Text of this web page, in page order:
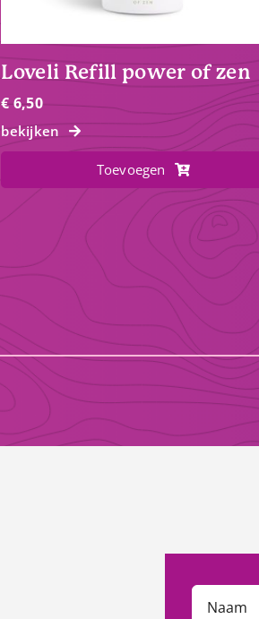
Loveli Refill power of zen
€6,50
bekijken
Toevoegen